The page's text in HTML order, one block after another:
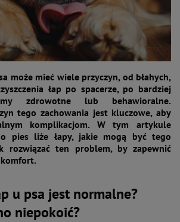
może mieć wiele przyczyn, od błahych,
łap po spacerze, po bardziej
zdrowotne lub behawioralne.
tego zachowania jest kluczowe, aby
komplikacjom. W tym artykule
pies liże łapy, jakie mogą być tego
rozwiązać ten problem, by zapewnić
u psa jest normalne?
niepokoić?